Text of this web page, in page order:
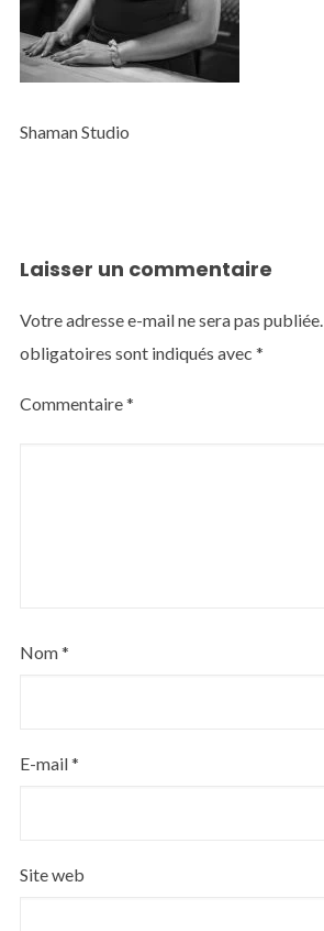
Shaman Studio
Laisser un commentaire
Votre adresse e-mail ne sera pas publiée.
obligatoires sont indiqués avec *
Commentaire*
Nom*
E-mail*
Site web